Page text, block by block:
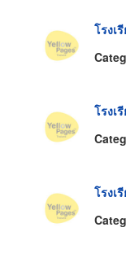
โรงเ
โรงเ
โรงเ